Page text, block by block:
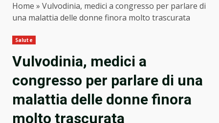
Home » Vulvodinia, medici a congresso per parlare di
una malattia delle donne finora molto trascurata
Salute
Vulvodinia, medici a
congresso per parlare di una
malattia delle donne finora
molto trascurata